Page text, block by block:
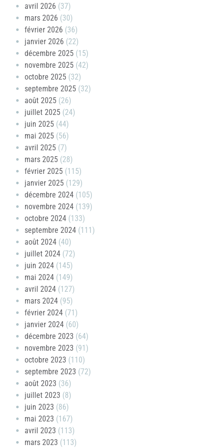
avril 2026 (37)
mars 2026 (30)
février 2026 (36)
janvier 2026 (22)
décembre 2025 (15)
novembre 2025 (42)
octobre 2025 (32)
septembre 2025 (32)
août 2025 (26)
juillet 2025 (24)
juin 2025 (44)
mai 2025 (56)
avril 2025 (7)
mars 2025 (28)
février 2025 (115)
janvier 2025 (129)
décembre 2024 (105)
novembre 2024 (139)
octobre 2024 (133)
septembre 2024 (111)
août 2024 (40)
juillet 2024 (72)
juin 2024 (145)
mai 2024 (149)
avril 2024 (127)
mars 2024 (95)
février 2024 (71)
janvier 2024 (60)
décembre 2023 (64)
novembre 2023 (91)
octobre 2023 (110)
septembre 2023 (72)
août 2023 (36)
juillet 2023 (8)
juin 2023 (86)
mai 2023 (167)
avril 2023 (113)
mars 2023 (113)